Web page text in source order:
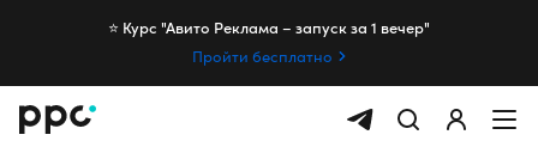
⭐️ Курс "Авито Реклама – запуск за 1 вечер"
Пройти бесплатно